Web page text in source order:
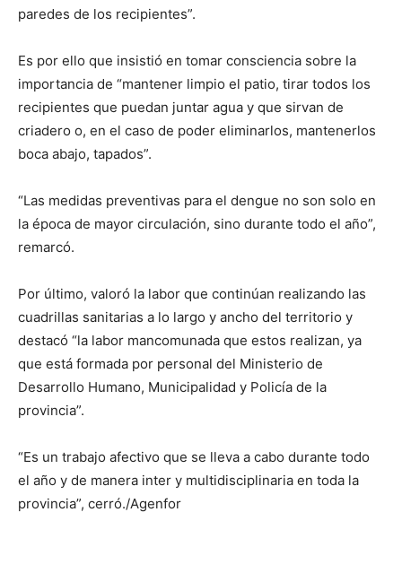
paredes de los recipientes”.
Es por ello que insistió en tomar consciencia sobre la
importancia de “mantener limpio el patio, tirar todos los
recipientes que puedan juntar agua y que sirvan de
criadero o, en el caso de poder eliminarlos, mantenerlos
boca abajo, tapados”.
“Las medidas preventivas para el dengue no son solo en
la época de mayor circulación, sino durante todo el año”,
remarcó.
Por último, valoró la labor que continúan realizando las
cuadrillas sanitarias a lo largo y ancho del territorio y
destacó “la labor mancomunada que estos realizan, ya
que está formada por personal del Ministerio de
Desarrollo Humano, Municipalidad y Policía de la
provincia”.
“Es un trabajo afectivo que se lleva a cabo durante todo
el año y de manera inter y multidisciplinaria en toda la
provincia”, cerró./Agenfor